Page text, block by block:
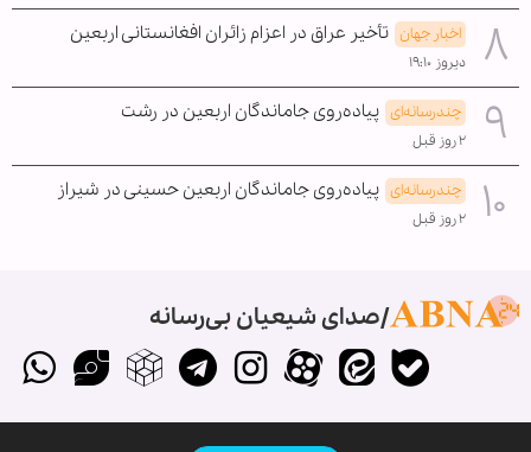
اخبار جهان تأخیر عراق در اعزام زائران افغانستانی اربعین
دیروز ۱۹:۱۰
چندرسانه‌ای پیاده‌روی جاماندگان اربعین در رشت
۲ روز قبل
چندرسانه‌ای پیاده‌روی جاماندگان اربعین حسینی در شیراز
۲ روز قبل
صدای شیعیان بی‌رسانه